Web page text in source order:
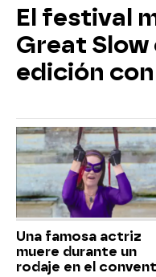
El festival
Great Slow
edición
Una famosa actriz
muere durante un
rodaje en el